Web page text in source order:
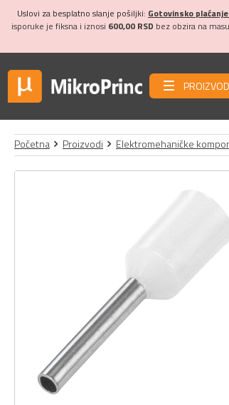
Uslovi za besplatno slanje pošiljki: Gotovinsko
isporuke je fiksna i iznosi 600,00 RSD bez obzira na
Početna Proizvodi Elektromehaničke